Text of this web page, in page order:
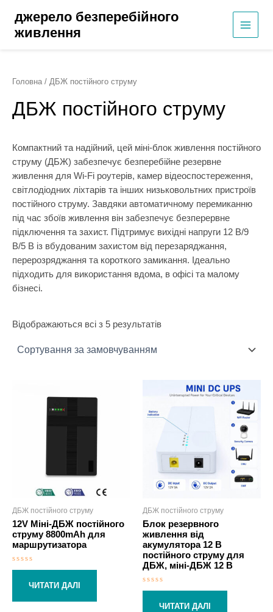
вмісту
джерело безперебійного
живлення
Головна / ДБЖ постійного струму
ДБЖ постійного струму
Компактний та надійний, цей міні-блок живлення постійного
струму (ДБЖ) забезпечує безперебійне резервне
живлення для Wi-Fi роутерів, камер відеоспостереження,
світлодіодних ліхтарів та інших низьковольтних пристроїв
постійного струму. Завдяки автоматичному перемиканню
під час збоїв живлення він забезпечує безперервне
підключення та захист. Підтримує вихідні напруги 12 В/9
В/5 В із вбудованим захистом від перезаряджання,
перерозряджання та короткого замикання. Ідеально
підходить для використання вдома, в офісі та малому
бізнесі.
Відображаються всі з 5 результатів
ДБЖ постійного струму
12V Міні-ДБЖ постійного
струму 8800mAh для
маршрутизатора
Оцінено
ЧИТАТИ ДАЛІ
ДБЖ постійного струму
Блок резервного
живлення від
акумулятора 12 В
постійного струму для
ДБЖ, міні-ДБЖ 12 В
Оцінено
ЧИТАТИ ДАЛІ